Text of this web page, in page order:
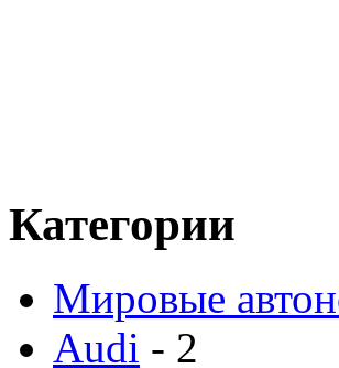
Категории
Мировые
Audi - 2